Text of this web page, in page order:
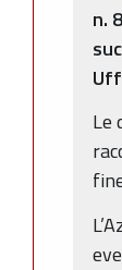
n.
Le